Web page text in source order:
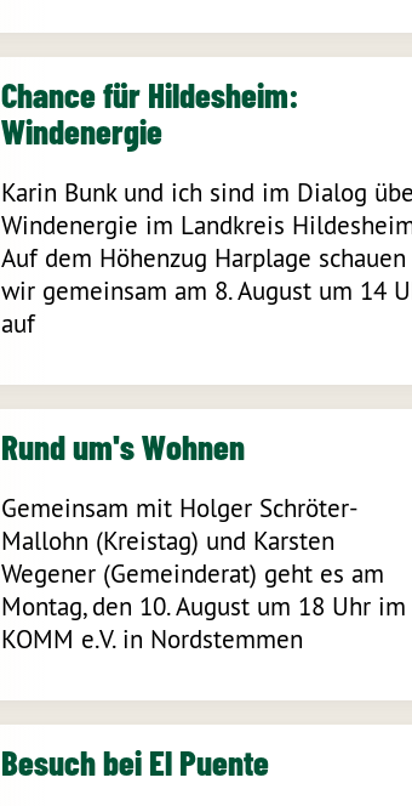
Chance für Hildesheim:
Windenergie
Karin Bunk und ich sind im Dialog
Windenergie im Landkreis
Auf dem Höhenzug Harplage schauen
wir gemeinsam am 8. August um 14
auf
Rund um's Wohnen
Gemeinsam mit Holger Schröter-
Mallohn (Kreistag) und Karsten
Wegener (Gemeinderat) geht es am
Montag, den 10. August um 18 Uhr im
KOMM e.V. in Nordstemmen
Besuch bei El Puente